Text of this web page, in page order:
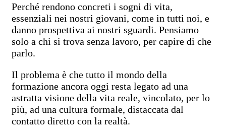
Perché rendono concreti i sogni di vita,
essenziali nei nostri giovani, come in tutti noi, e
danno prospettiva ai nostri sguardi. Pensiamo
solo a chi si trova senza lavoro, per capire di che
parlo.
Il problema è che tutto il mondo della
formazione ancora oggi resta legato ad una
astratta visione della vita reale, vincolato, per lo
più, ad una cultura formale, distaccata dal
contatto diretto con la realtà.